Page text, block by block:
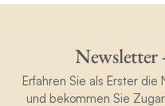
Newsletter
Erfahren Sie als Erster
und bekommen Sie